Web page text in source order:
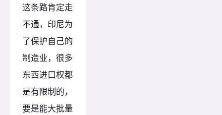
这条路肯定走
不通，印尼为
了保护自己的
制造业，很多
东西进口权都
是有限制的，
要是能大批量